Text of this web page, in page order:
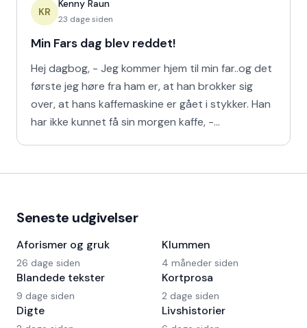
KR
Kenny Raun
23 dage siden
Min Fars dag blev reddet!
Hej dagbog, - Jeg kommer hjem til min far..og det
første jeg høre fra ham er, at han brokker sig
over, at hans kaffemaskine er gået i stykker. Han
har ikke kunnet få sin morgen kaffe, -
Seneste udgivelser
Aforismer og gruk
26 dage siden
Blandede tekster
9 dage siden
Digte
Klummen
4 måneder siden
Kortprosa
2 dage siden
Livshistorier